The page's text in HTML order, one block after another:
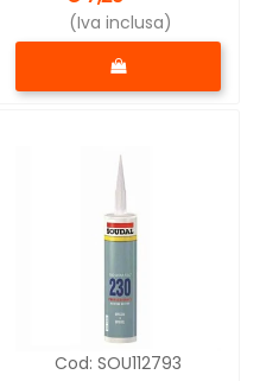
(Iva inclusa)
Quantità
Cod: SOU112793